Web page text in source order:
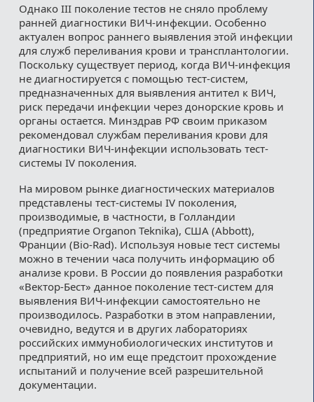
Однако III поколениe тестов не сняло проблему
ранней диагностики ВИЧ-инфекции. Особенно
актуален вопрос раннего выявления этой инфекции
для служб переливания крови и трансплантологии.
Поскольку существует период, когда ВИЧ-инфекция
не диагностируется с помощью тест-систем,
предназначенных для выявления антител к ВИЧ,
риск передачи инфекции через донорские кровь и
органы остается. Минздрав РФ своим приказом
рекомендовал службам переливания крови для
диагностики ВИЧ-инфекции использовать тест-
системы IV поколения.
На мировом рынке диагностических материалов
представлены тест-системы IV поколения,
производимые, в частности, в Голландии
(предприятие Organon Teknika), США (Abbott),
Франции (Bio-Rad). Используя новые тест системы
можно в течении часа получить информацию об
анализе крови. В России до появления разработки
«Вектор-Бест» данное поколение тест-систем для
выявления ВИЧ-инфекции самостоятельно не
производилось. Разработки в этом направлении,
очевидно, ведутся и в других лабораториях
российских иммунобиологических институтов и
предприятий, но им еще предстоит прохождение
испытаний и получение всей разрешительной
документации.